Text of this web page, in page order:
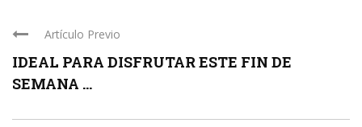
Artículo Previo
IDEAL PARA DISFRUTAR ESTE FIN DE
SEMANA ...